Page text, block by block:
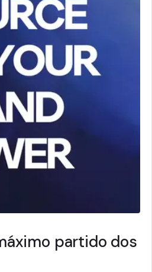
partido dos